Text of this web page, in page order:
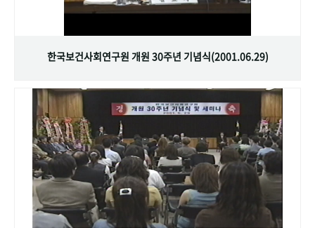
한국보건사회연구원 개원 30주년 기념식(2001.06.29)